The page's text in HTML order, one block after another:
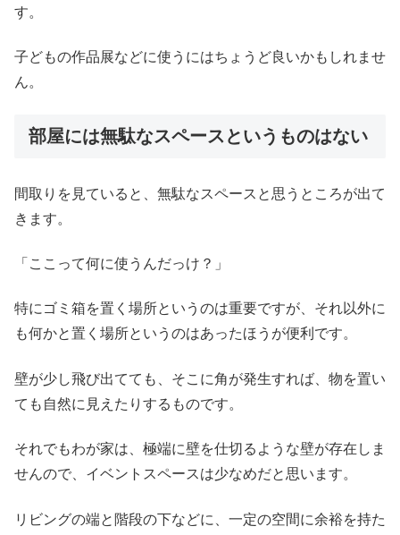
す。
子どもの作品展などに使うにはちょうど良いかもしれませ
ん。
部屋には無駄なスペースというものはない
間取りを見ていると、無駄なスペースと思うところが出て
きます。
「ここって何に使うんだっけ？」
特にゴミ箱を置く場所というのは重要ですが、それ以外に
も何かと置く場所というのはあったほうが便利です。
壁が少し飛び出てても、そこに角が発生すれば、物を置い
ても自然に見えたりするものです。
それでもわが家は、極端に壁を仕切るような壁が存在しま
せんので、イベントスペースは少なめだと思います。
リビングの端と階段の下などに、一定の空間に余裕を持た